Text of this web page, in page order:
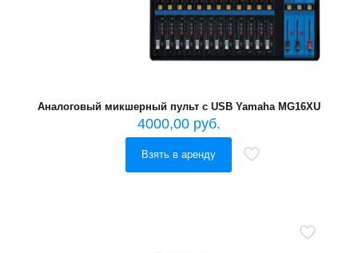
Аналоговый микшерный пульт с USB Yamaha MG16XU
4000,00 руб.
Взять в аренду